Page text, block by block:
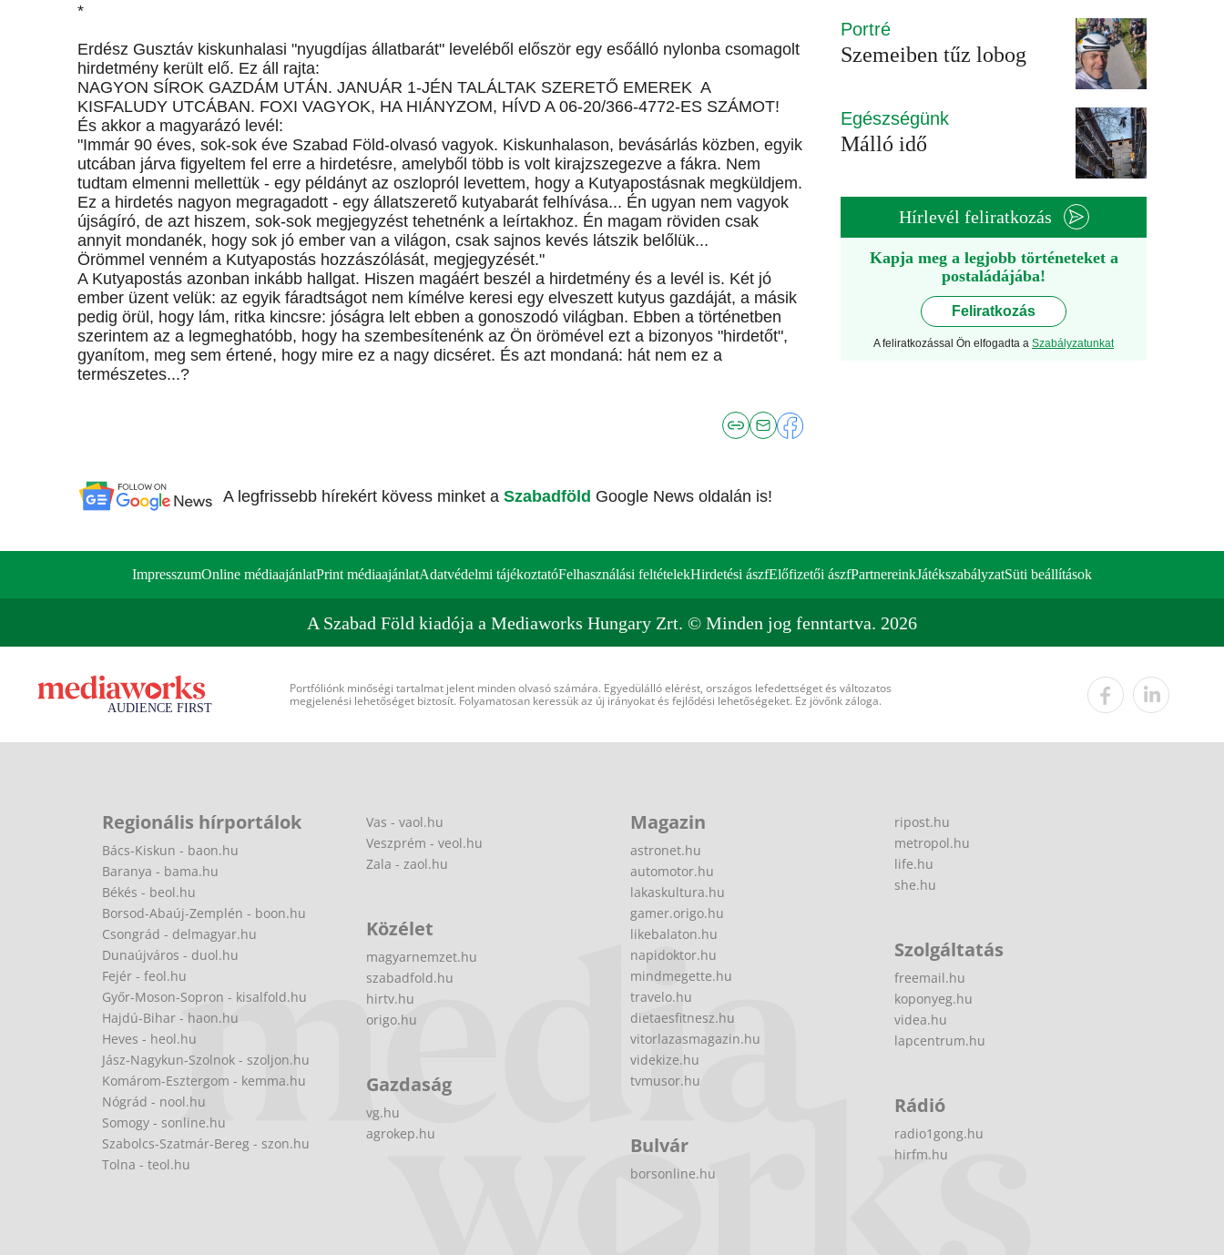
*
Erdész Gusztáv kiskunhalasi "nyugdíjas állatbarát" leveléből először egy esőálló nylonba csomagolt
hirdetmény került elő. Ez áll rajta:
NAGYON SÍROK GAZDÁM UTÁN. JANUÁR 1-JÉN TALÁLTAK SZERETŐ EMEREK A
KISFALUDY UTCÁBAN. FOXI VAGYOK, HA HIÁNYZOM, HÍVD A 06-20/366-4772-ES SZÁMOT!
És akkor a magyarázó levél:
"Immár 90 éves, sok-sok éve Szabad Föld-olvasó vagyok. Kiskunhalason, bevásárlás közben, egyik
utcában járva figyeltem fel erre a hirdetésre, amelyből több is volt kirajzszegezve a fákra. Nem
tudtam elmenni mellettük - egy példányt az oszlopról levettem, hogy a Kutyapostásnak megküldjem.
Ez a hirdetés nagyon megragadott - egy állatszerető kutyabarát felhívása... Én ugyan nem vagyok
újságíró, de azt hiszem, sok-sok megjegyzést tehetnénk a leírtakhoz. Én magam röviden csak
annyit mondanék, hogy sok jó ember van a világon, csak sajnos kevés látszik belőlük...
Örömmel venném a Kutyapostás hozzászólását, megjegyzését."
A Kutyapostás azonban inkább hallgat. Hiszen magáért beszél a hirdetmény és a levél is. Két jó
ember üzent velük: az egyik fáradtságot nem kímélve keresi egy elveszett kutyus gazdáját, a másik
pedig örül, hogy lám, ritka kincsre: jóságra lelt ebben a gonoszodó világban. Ebben a történetben
szerintem az a legmeghatóbb, hogy ha szembesítenénk az Ön örömével ezt a bizonyos "hirdetőt",
gyanítom, meg sem értené, hogy mire ez a nagy dicséret. És azt mondaná: hát nem ez a
természetes...?
A legfrissebb hírekért kövess minket a Szabadföld Google News oldalán is!
Portré
Szemeiben tűz lobog
Egészségünk
Málló idő
Hírlevél feliratkozás
Kapja meg a legjobb történeteket a
postaládájába!
Feliratkozás
A feliratkozással Ön elfogadta a Szabályzatunkat
ImpresszumOnline médiaajánlatPrint médiaajánlatAdatvédelmi tájékoztatóFelhasználási feltételekHirdetési ászfElőfizetői ászfPartnereinkJátékszabályzatSüti beállítások
A Szabad Föld kiadója a Mediaworks Hungary Zrt. © Minden jog fenntartva. 2026
Portfóliónk minőségi tartalmat jelent minden olvasó számára. Egyedülálló elérést, országos lefedettséget és változatos
megjelenési lehetőséget biztosít. Folyamatosan keressük az új irányokat és fejlődési lehetőségeket. Ez jövőnk záloga.
Regionális hírportálok
Bács-Kiskun - baon.hu
Baranya - bama.hu
Békés - beol.hu
Borsod-Abaúj-Zemplén - boon.hu
Csongrád - delmagyar.hu
Dunaújváros - duol.hu
Fejér - feol.hu
Győr-Moson-Sopron - kisalfold.hu
Hajdú-Bihar - haon.hu
Heves - heol.hu
Jász-Nagykun-Szolnok - szoljon.hu
Komárom-Esztergom - kemma.hu
Nógrád - nool.hu
Somogy - sonline.hu
Szabolcs-Szatmár-Bereg - szon.hu
Tolna - teol.hu
Vas - vaol.hu
Veszprém - veol.hu
Zala - zaol.hu
Közélet
magyarnemzet.hu
szabadfold.hu
hirtv.hu
origo.hu
Gazdaság
vg.hu
agrokep.hu
Magazin
astronet.hu
automotor.hu
lakaskultura.hu
gamer.origo.hu
likebalaton.hu
napidoktor.hu
mindmegette.hu
travelo.hu
dietaesfitnesz.hu
vitorlazasmagazin.hu
videkize.hu
tvmusor.hu
Bulvár
borsonline.hu
ripost.hu
metropol.hu
life.hu
she.hu
Szolgáltatás
freemail.hu
koponyeg.hu
videa.hu
lapcentrum.hu
Rádió
radio1gong.hu
hirfm.hu